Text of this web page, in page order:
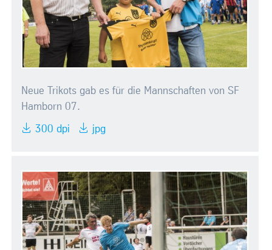
Neue Trikots gab es für die Mannschaften von SF
Hamborn 07.
300 dpi jpg